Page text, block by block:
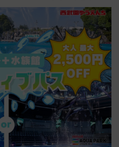
で探る鉄道アクセスの未来